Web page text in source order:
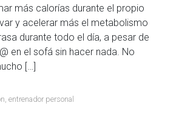
más calorías durante el propio
y acelerar más el metabolismo
durante todo el día, a pesar de
en el sofá sin hacer nada. No
[…]
entrenador personal